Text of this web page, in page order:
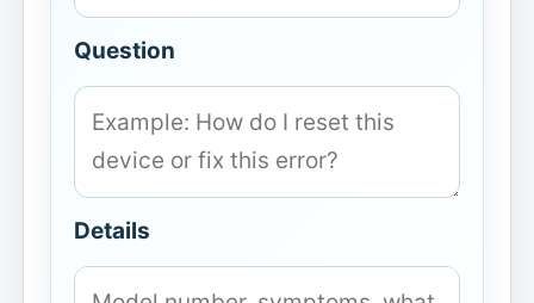
Question
Details